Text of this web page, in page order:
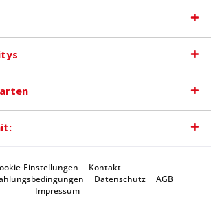
Einstellungen
Kontakt
Datenschutz
AGB
Impressum